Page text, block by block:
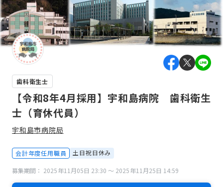
歯科衛生士
【令和8年4月採用】宇和島病院 歯科衛生
士（育休代員）
宇和島市病院局
会計年度任用職員 土日祝日休み
募集期間： 2025年11月05日 23:30 〜 2025年11月25日 14:59